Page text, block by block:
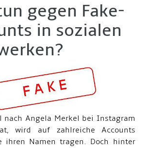
gegen Fake-
in sozialen
nach Angela Merkel bei Instagram
wird auf zahlreiche Accounts
ihren Namen tragen. Doch hinter